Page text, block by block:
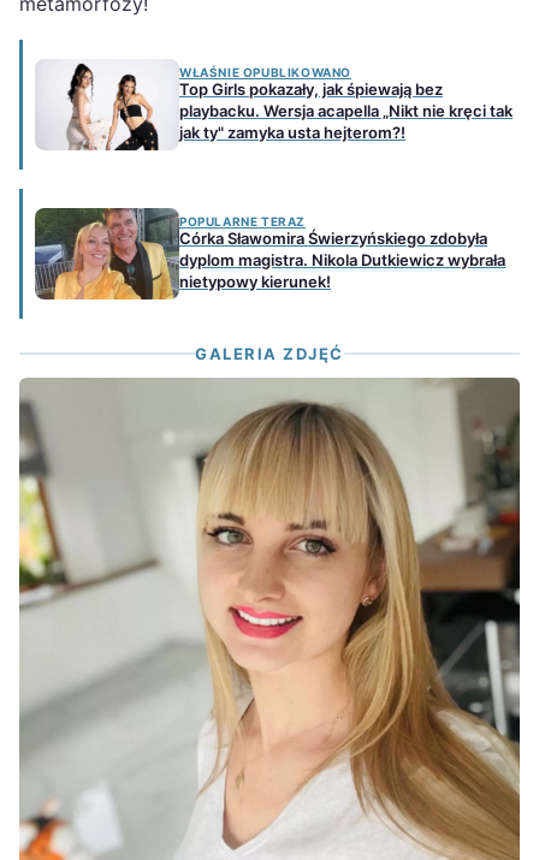
WŁAŚNIE OPUBLIKOWANO
Top Girls pokazały, jak śpiewają bez
playbacku. Wersja acapella „Nikt nie kręci tak
jak ty" zamyka usta hejterom?!
POPULARNE TERAZ
Córka Sławomira Świerzyńskiego zdobyła
dyplom magistra. Nikola Dutkiewicz wybrała
nietypowy kierunek!
GALERIA ZDJĘĆ